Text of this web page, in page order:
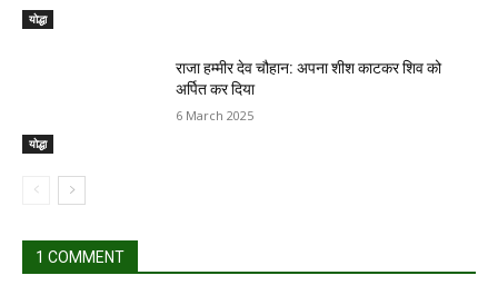
योद्धा
योद्धा
राजा हम्मीर देव चौहान: अपना शीश काटकर शिव को
अर्पित कर दिया
6 March 2025
1 COMMENT